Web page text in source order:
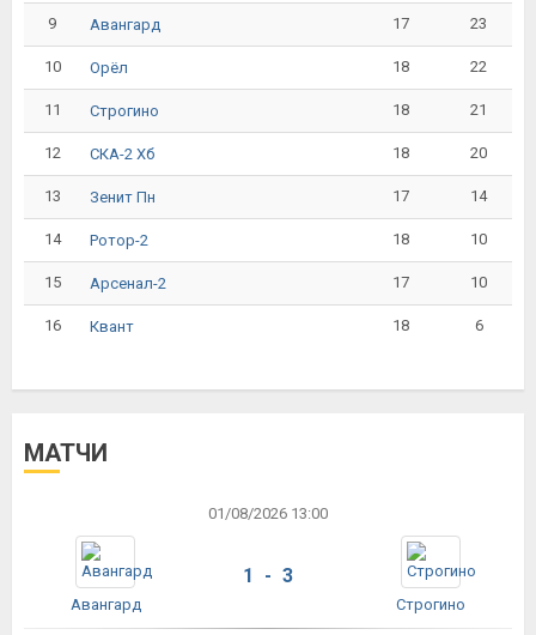
9 Авангард 17 23
10 Орёл 18 22
11 Строгино 18 21
12 СКА-2 Хб 18 20
13 Зенит Пн 17 14
14 Ротор-2 18 10
15 Арсенал-2 17 10
16 Квант 18 6
МАТЧИ
01/08/2026 13:00
Авангард
1 - 3
Строгино